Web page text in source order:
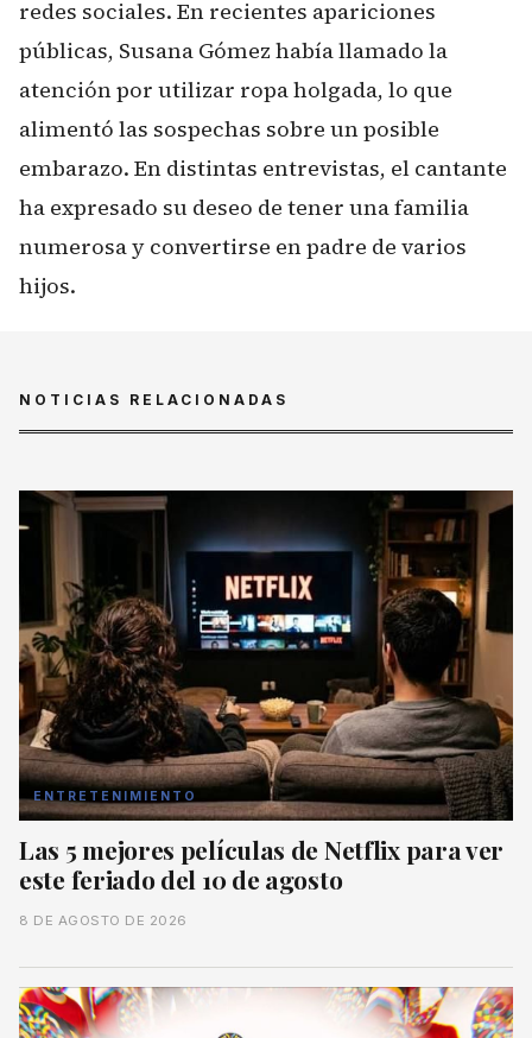
redes sociales. En recientes apariciones
públicas, Susana Gómez había llamado la
atención por utilizar ropa holgada, lo que
alimentó las sospechas sobre un posible
embarazo. En distintas entrevistas, el cantante
ha expresado su deseo de tener una familia
numerosa y convertirse en padre de varios
hijos.
NOTICIAS RELACIONADAS
ENTRETENIMIENTO
Las 5 mejores películas de Netflix para ver
este feriado del 10 de agosto
8 DE AGOSTO DE 2026